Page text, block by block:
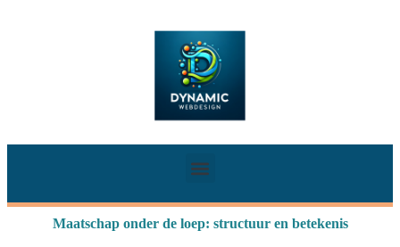
Maatschap onder de loep: structuur en betekenis